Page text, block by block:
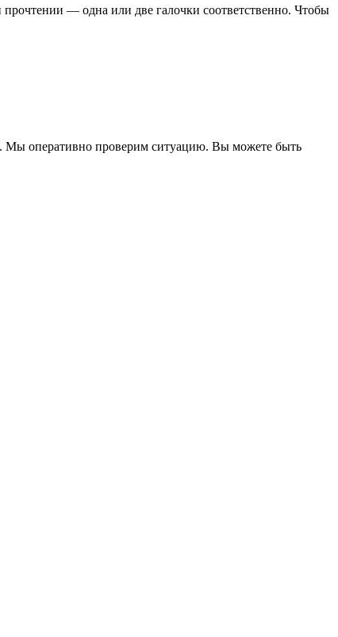
— одна или две галочки соответственно. Чтобы
Мы оперативно проверим ситуацию. Вы можете быть